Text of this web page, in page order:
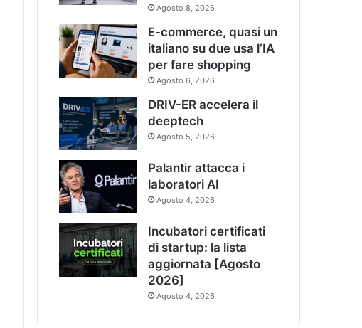
Agosto 8, 2026
E-commerce, quasi un
italiano su due usa l’IA
per fare shopping
Agosto 6, 2026
DRIV-ER accelera il
deeptech
Agosto 5, 2026
Palantir attacca i
laboratori AI
Agosto 4, 2026
Incubatori certificati
di startup: la lista
aggiornata [Agosto
2026]
Agosto 4, 2026